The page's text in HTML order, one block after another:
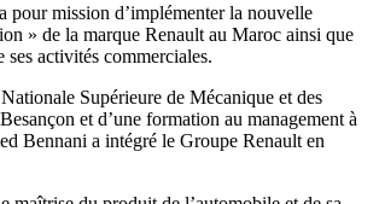
pour mission d’implémenter la nouvelle
» de la marque Renault au Maroc ainsi que
ses activités commerciales.
Supérieure de Mécanique et des
et d’une formation au management à
Bennani a intégré le Groupe Renault en